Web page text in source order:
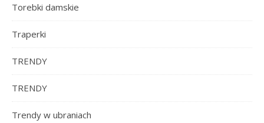
Torebki damskie
Traperki
TRENDY
TRENDY
Trendy w ubraniach